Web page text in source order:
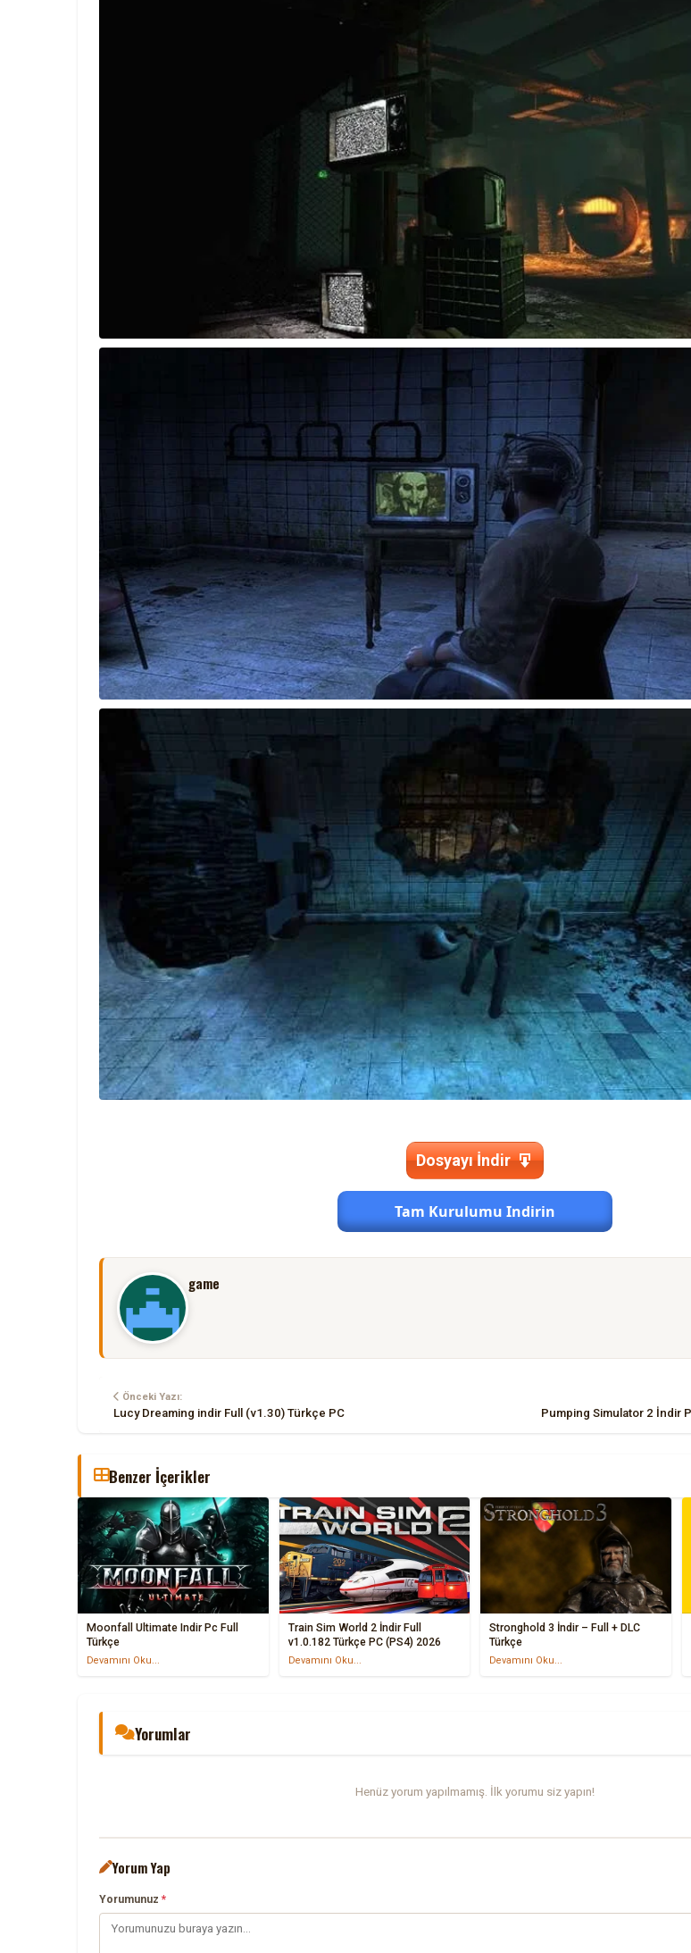
Dosyayı İndir
Tam Kurulumu Indirin
game
Önceki Yazı:
Lucy Dreaming indir Full (v1.30) Türkçe PC Pumping Simulator 2 İndir
Benzer İçerikler
Moonfall Ultimate Indir Pc Full
Türkçe
Devamını Oku...
Train Sim World 2 İndir Full
v1.0.182 Türkçe PC (PS4) 2026
Devamını Oku...
Stronghold 3 İndir – Full + DLC
Türkçe
Devamını Oku...
Yorumlar
Henüz yorum yapılmamış. İlk yorumu siz yapın!
Yorum Yap
Yorumunuz*